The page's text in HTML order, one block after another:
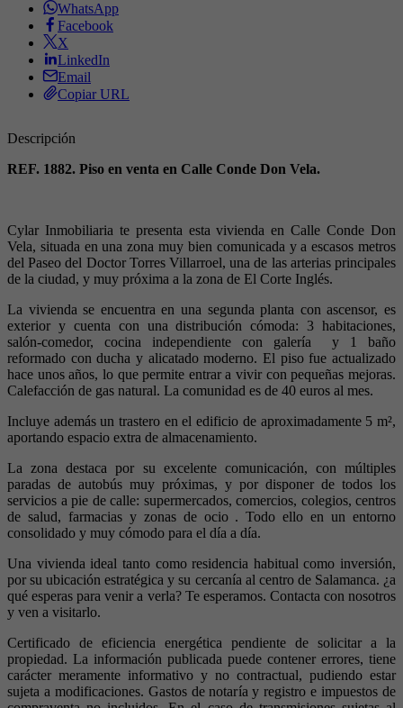
WhatsApp
Facebook
X
LinkedIn
Email
Copiar URL
Descripción
REF. 1882. Piso en venta en Calle Conde Don Vela.
Cylar Inmobiliaria te presenta esta vivienda en Calle Conde Don
Vela, situada en una zona muy bien comunicada y a escasos metros
del Paseo del Doctor Torres Villarroel, una de las arterias principales
de la ciudad, y muy próxima a la zona de El Corte Inglés.
La vivienda se encuentra en una segunda planta con ascensor, es
exterior y cuenta con una distribución cómoda: 3 habitaciones,
salón-comedor, cocina independiente con galería y 1 baño
reformado con ducha y alicatado moderno. El piso fue actualizado
hace unos años, lo que permite entrar a vivir con pequeñas mejoras.
Calefacción de gas natural. La comunidad es de 40 euros al mes.
Incluye además un trastero en el edificio de aproximadamente 5 m²,
aportando espacio extra de almacenamiento.
La zona destaca por su excelente comunicación, con múltiples
paradas de autobús muy próximas, y por disponer de todos los
servicios a pie de calle: supermercados, comercios, colegios, centros
de salud, farmacias y zonas de ocio . Todo ello en un entorno
consolidado y muy cómodo para el día a día.
Una vivienda ideal tanto como residencia habitual como inversión,
por su ubicación estratégica y su cercanía al centro de Salamanca. ¿a
qué esperas para venir a verla? Te esperamos. Contacta con nosotros
y ven a visitarlo.
Certificado de eficiencia energética pendiente de solicitar a la
propiedad. La información publicada puede contener errores, tiene
carácter meramente informativo y no contractual, pudiendo estar
sujeta a modificaciones. Gastos de notaría y registro e impuestos de